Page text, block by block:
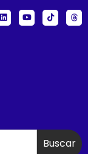
Buscar